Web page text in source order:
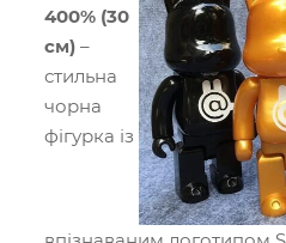
400% (30
см) –
стильна
чорна
фігурка із